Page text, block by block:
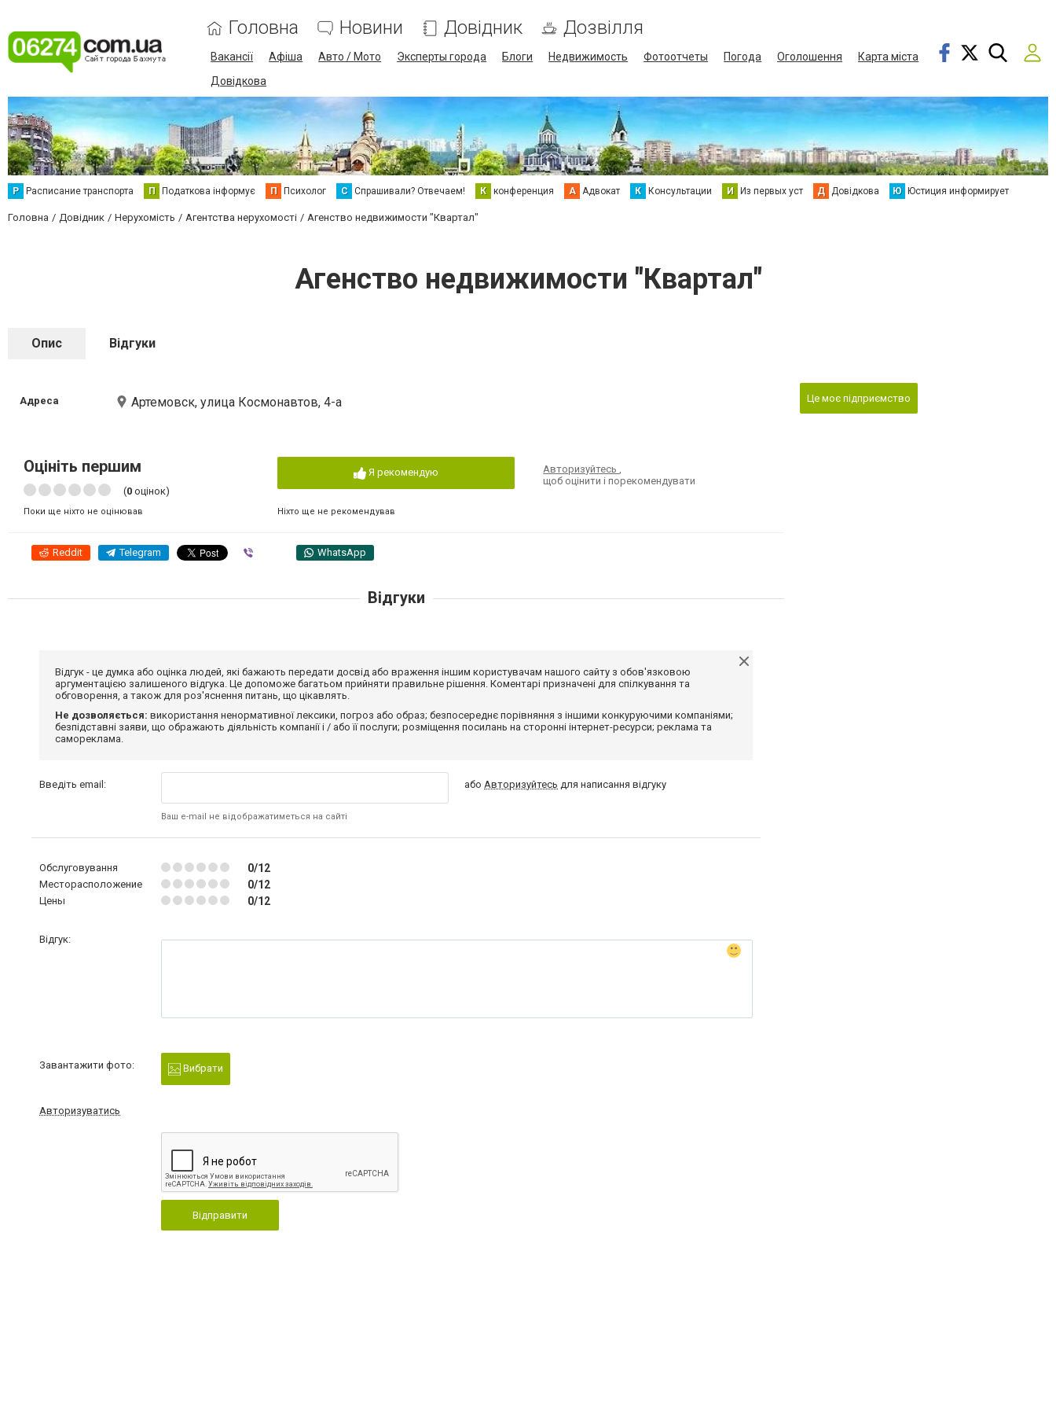
Головна Новини Довідник Дозвілля
Вакансії Афіша Авто / Мото Эксперты города Блоги Недвижимость Фотоотчеты Погода Оголошення
Карта міста
Довідкова
Р Расписание транспорта П Податкова інформує П Психолог С Спрашивали? Отвечаем! К конференция А Адвокат К Консультации И Из первых уст Д Довідкова Ю Юстиция информирует
Головна Довідник Нерухомість Агентства нерухомості Агенство недвижимости "Квартал"
Агенство недвижимости "Квартал"
Опис Відгуки
Адреса Артемовск, улица Космонавтов, 4-а
Оцініть першим
(0 оцінок)
Поки ще ніхто не оцінював
Я рекомендую
Ніхто ще не рекомендував
Авторизуйтесь,
щоб оцінити і порекомендувати
Reddit Telegram WhatsApp
Це моє підприємство
Відгуки
Відгук - це думка або оцінка людей, які бажають передати досвід або враження іншим користувачам нашого сайту з обов'язковою
аргументацією залишеного відгука. Це допоможе багатьом прийняти правильне рішення. Коментарі призначені для спілкування та
обговорення, а також для роз'яснення питань, що цікавлять.
Не дозволяється: використання ненормативної лексики, погроз або образ; безпосереднє порівняння з іншими конкуруючими компаніями;
безпідставні заяви, що ображають діяльність компанії і / або її послуги; розміщення посилань на сторонні інтернет-ресурси; реклама та
самореклама.
Введіть email:
Ваш e-mail не відображатиметься на сайті
абоАвторизуйтесь для написання відгуку
Обслуговування 0/12
Месторасположение 0/12
Цены 0/12
Відгук:
Завантажити фото: Вибрати
Авторизуватись
Відправити